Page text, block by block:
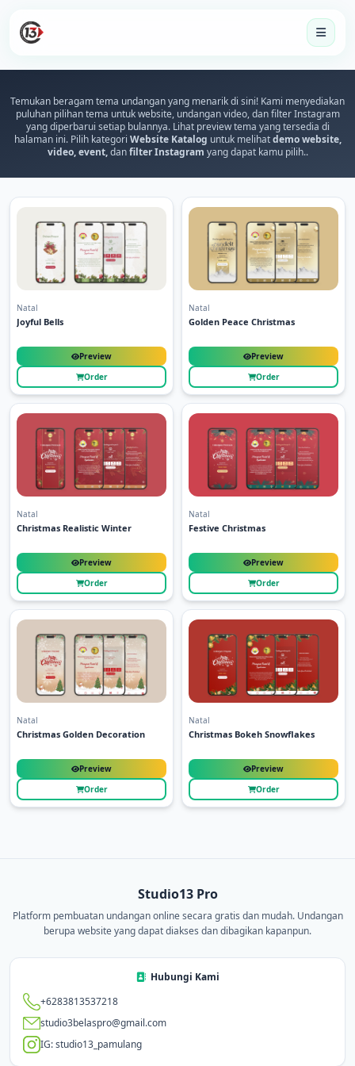
Temukan beragam tema undangan yang menarik di sini! Kami menyediakan
puluhan pilihan tema untuk website, undangan video, dan filter Instagram
yang diperbarui setiap bulannya. Lihat preview tema yang tersedia di
halaman ini. Pilih kategori Website Katalog untuk melihatdemo website,
video, event,danfilter Instagram yang dapat kamu pilih..
Natal
Joyful Bells
Preview
Order
Natal
Golden Peace Christmas
Preview
Order
Natal
Christmas Realistic Winter
Preview
Order
Natal
Festive Christmas
Preview
Order
Natal
Christmas Golden Decoration
Preview
Order
Natal
Christmas Bokeh Snowflakes
Preview
Order
Studio13 Pro
Platform pembuatan undangan online secara gratis dan mudah. Undangan
berupa website yang dapat diakses dan dibagikan kapanpun.
Hubungi Kami
+6283813537218
studio3belaspro@gmail.com
IG: studio13_pamulang